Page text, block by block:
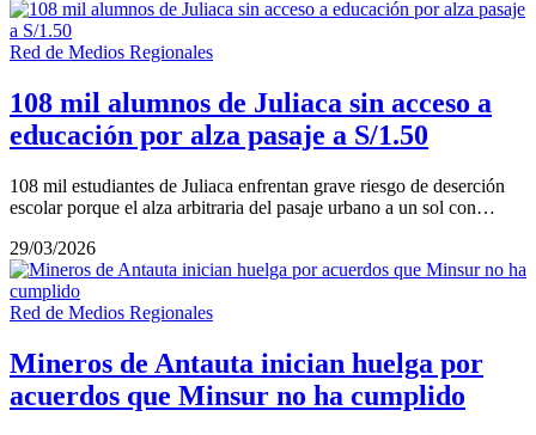
Red de Medios Regionales
108 mil alumnos de Juliaca sin acceso a
educación por alza pasaje a S/1.50
108 mil estudiantes de Juliaca enfrentan grave riesgo de deserción
escolar porque el alza arbitraria del pasaje urbano a un sol con…
29/03/2026
Red de Medios Regionales
Mineros de Antauta inician huelga por
acuerdos que Minsur no ha cumplido